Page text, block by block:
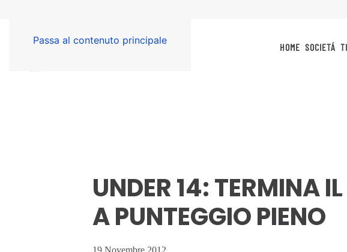
Passa al contenuto principale
HOME SOCIETÁ
UNDER 14: TERMINA
A PUNTEGGIO PIENO
19 Novembre 2012